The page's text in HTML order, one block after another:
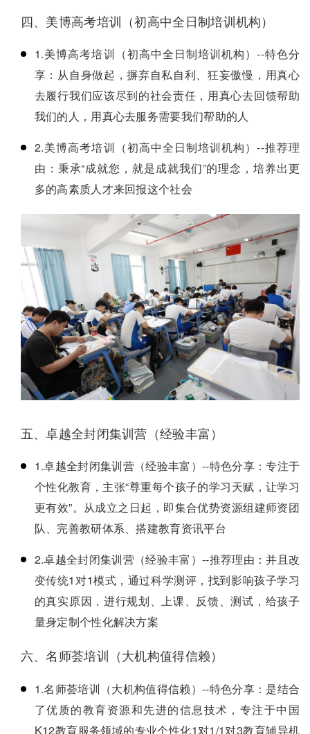
四、美博高考培训（初高中全日制培训机构）
1.美博高考培训（初高中全日制培训机构）--特色分
享：从自身做起，摒弃自私自利、狂妄傲慢，用真心
去履行我们应该尽到的社会责任，用真心去回馈帮助
我们的人，用真心去服务需要我们帮助的人
2.美博高考培训（初高中全日制培训机构）--推荐理
由：秉承“成就您，就是成就我们”的理念，培养出更
多的高素质人才来回报这个社会
五、卓越全封闭集训营（经验丰富）
1.卓越全封闭集训营（经验丰富）--特色分享：专注于
个性化教育，主张“尊重每个孩子的学习天赋，让学习
更有效”。从成立之日起，即集合优势资源组建师资团
队、完善教研体系、搭建教育资讯平台
2.卓越全封闭集训营（经验丰富）--推荐理由：并且改
变传统1对1模式，通过科学测评，找到影响孩子学习
的真实原因，进行规划、上课、反馈、测试，给孩子
量身定制个性化解决方案
六、名师荟培训（大机构值得信赖）
1.名师荟培训（大机构值得信赖）--特色分享：是结合
了优质的教育资源和先进的信息技术，专注于中国
K12教育服务领域的专业个性化1对1/1对3教育辅导机